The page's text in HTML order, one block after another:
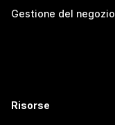
Gestione del negozio
Risorse